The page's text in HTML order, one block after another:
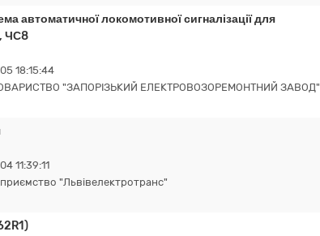
автоматичної локомотивної сигналізації для
ЧС8
18:15:44
"ЗАПОРІЗЬКИЙ ЕЛЕКТРОВОЗОРЕМОНТНИЙ ЗАВОД"
11:39:11
"Львівелектротранс"